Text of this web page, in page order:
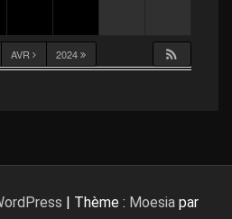
AVR 2024
| Thème : Moesia par